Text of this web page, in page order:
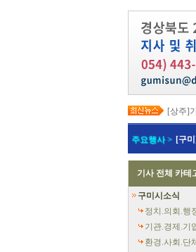
[상주]
[봉화
[김천]
[고령]
[경북
[경북
[구미]
[경북
주요행사 > [구
기사 전체 카테
구미시소식
정치.의회.행
기관.경제.기
환경.사회.단체